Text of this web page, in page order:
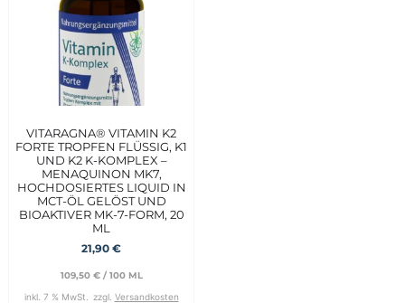
VITARAGNA® VITAMIN K2
FORTE TROPFEN FLÜSSIG, K1
UND K2 K-KOMPLEX –
MENAQUINON MK7,
HOCHDOSIERTES LIQUID IN
MCT-ÖL GELÖST UND
BIOAKTIVER MK-7-FORM, 20
ML
21,90 €
109,50 €/ 100 ML
inkl. 7 % MwSt. zzgl. Versandkosten